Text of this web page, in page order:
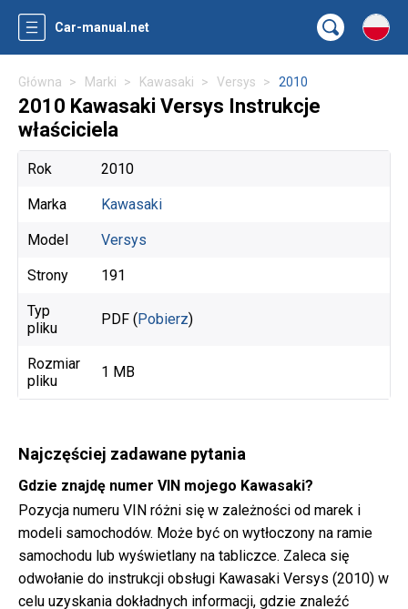
Car-manual.net
Główna Marki Kawasaki Versys 2010
2010 Kawasaki Versys Instrukcje
właściciela
Rok 2010
Marka Kawasaki
Model Versys
Strony 191
Typ
pliku
PDF (Pobierz)
Rozmiar
pliku
1 MB
Najczęściej zadawane pytania
Gdzie znajdę numer VIN mojego Kawasaki?
Pozycja numeru VIN różni się w zależności od marek i
modeli samochodów. Może być on wytłoczony na ramie
samochodu lub wyświetlany na tabliczce. Zaleca się
odwołanie do instrukcji obsługi Kawasaki Versys (2010) w
celu uzyskania dokładnych informacji, gdzie znaleźć